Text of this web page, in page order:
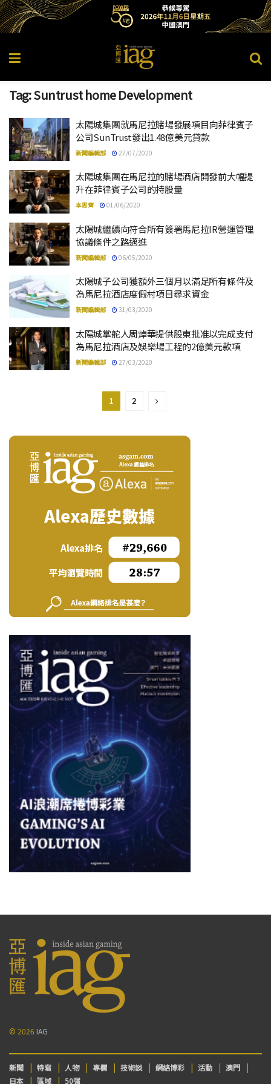
Tag:Suntrust home Development
太陽城集團就馬尼拉賭場發展項目向菲律賓子
公司SunTrust發出1.48億美元貸款
新聞編輯部 27/07/2020
太陽城集團在馬尼拉的賭場酒店開發前大幅提
升在菲律賓子公司的持股量
本思齊 01/06/2020
太陽城繼續向符合所有簽署馬尼拉IR營運管理
協議條件之路邁進
新聞編輯部 06/05/2020
太陽城子公司獲額外三個月以滿足所有條件及
為馬尼拉酒店度假村項目尋求資金
新聞編輯部 31/03/2020
太陽城掌舵人周焯華提供股東批准以完成支付
為馬尼拉酒店及娛樂場工程的2億美元款項
新聞編輯部 27/03/2020
1 2
© 2026 IAG
新聞 特寫 人物 專欄 技術談 網絡博彩 活動
澳門
日本
區域 50强